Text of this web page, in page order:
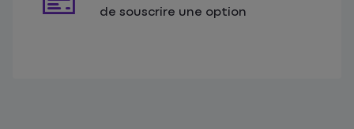
de souscrire une option